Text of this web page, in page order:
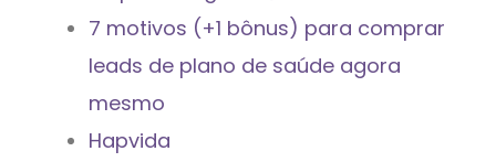
7 motivos (+1 bônus) para comprar
leads de plano de saúde agora
mesmo
Hapvida